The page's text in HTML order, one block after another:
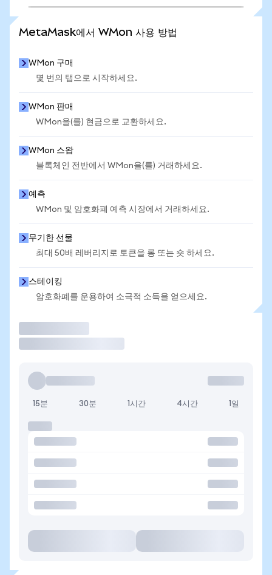
MetaMask에서 WMon 사용 방법
WMon 구매
몇 번의 탭으로 시작하세요.
WMon 판매
WMon을(를) 현금으로 교환하세요.
WMon 스왑
블록체인 전반에서 WMon을(를) 거래하세요.
예측
WMon 및 암호화폐 예측 시장에서 거래하세요.
무기한 선물
최대 50배 레버리지로 토큰을 롱 또는 숏 하세요.
스테이킹
암호화폐를 운용하여 소극적 소득을 얻으세요.
15분 30분 1시간 4시간 1일